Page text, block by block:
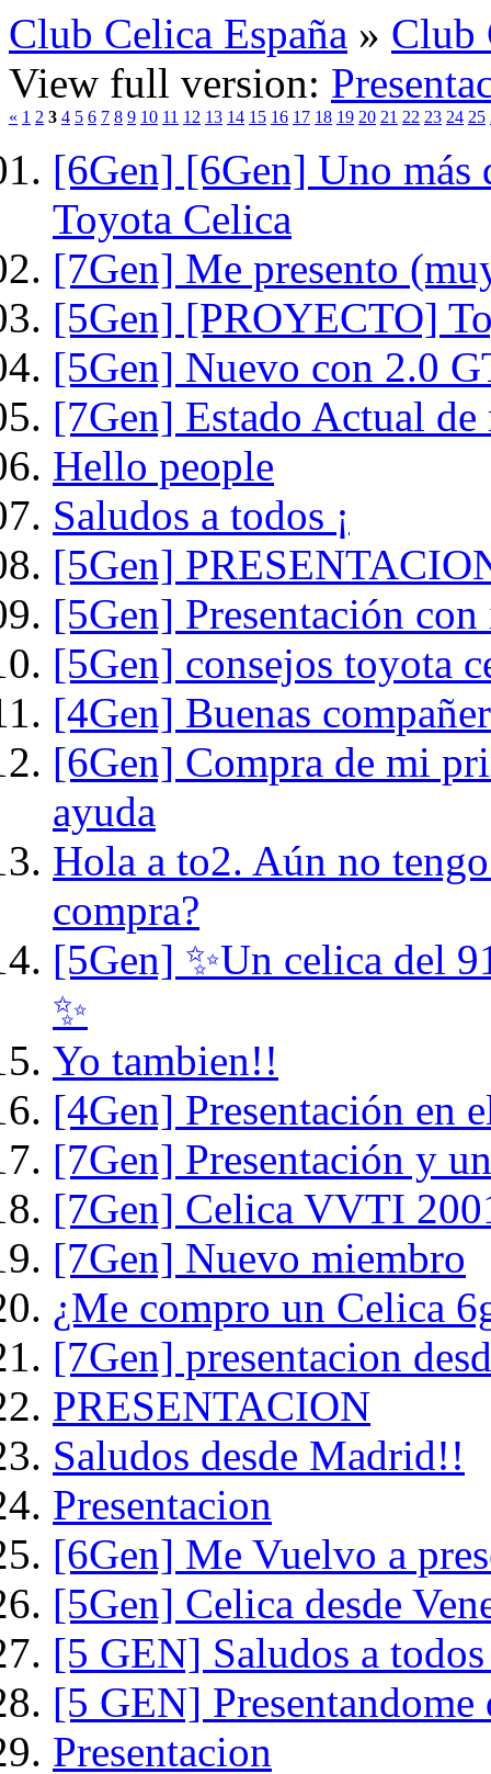
Club Celica España » Club
View full version:
« 1 2 3 4 5 6 7 8 9 10 11 12 13 14 15 16 17 18 19 20 21 22 23 24 25
[6Gen] [6Gen] Uno más
Toyota Celica
[7Gen] Me presento
[5Gen] [PROYECTO]
[5Gen] Nuevo con 2.0
[7Gen] Estado Actual
Hello people
Saludos a todos ¡
[5Gen]
[5Gen] Presentación
[5Gen] consejos toyota
[4Gen] Buenas
[6Gen] Compra de mi
ayuda
Hola a to2. Aún no
compra?
[5Gen] ✨Un celica del
✨
Yo tambien!!
[4Gen] Presentación en
[7Gen] Presentación y
[7Gen] Celica VVTI
[7Gen] Nuevo miembro
¿Me compro un Celica
[7Gen] presentacion
PRESENTACION
Saludos desde Madrid!!
Presentacion
[6Gen] Me Vuelvo a
[5Gen] Celica desde
[5 GEN] Saludos a
[5 GEN] Presentandome
Presentacion